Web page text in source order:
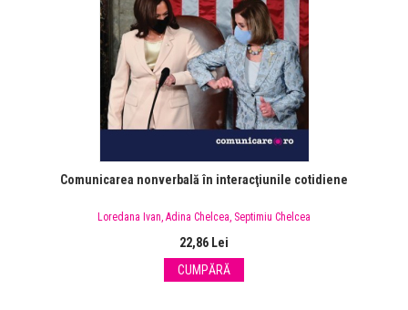
Comunicarea nonverbală în interacţiunile cotidiene
Loredana Ivan, Adina Chelcea, Septimiu Chelcea
22,86 Lei
CUMPĂRĂ